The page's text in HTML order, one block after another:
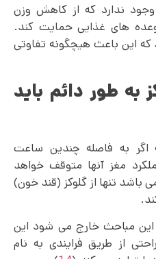
ندارد که از کاهش وزن
های غذایی حمایت کند.
این باعث هیچگونه تفاوتی
به طور دائم باید
اگر به فاصله چندین ساعت
مغز آنها متوقف خواهد
باشد تنها از گلوکز (قند خون)
این مباحث خارج می شود این
از طریق فرایندی به نام